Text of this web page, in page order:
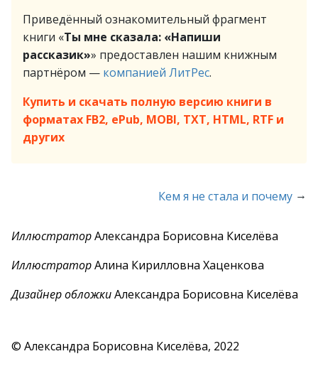
Приведённый ознакомительный фрагмент
книги «Ты мне сказала: «Напиши
рассказик»» предоставлен нашим книжным
партнёром — компанией ЛитРес.
Купить и скачать полную версию книги в
форматах FB2, ePub, MOBI, TXT, HTML, RTF и
других
Кем я не стала и почему →
ИллюстраторАлександра Борисовна Киселёва
ИллюстраторАлина Кирилловна Хаценкова
Дизайнер обложкиАлександра Борисовна Киселёва
© Александра Борисовна Киселёва, 2022